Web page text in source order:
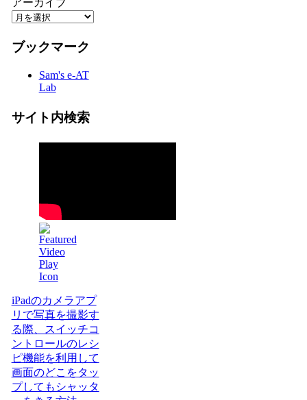
ブックマーク
Sam's e-AT
Lab
サイト内検索
iPadのカメラアプ
リで写真を撮影す
る際、スイッチコ
ントロールのレシ
ピ機能を利用して
画面のどこをタッ
プしてもシャッタ